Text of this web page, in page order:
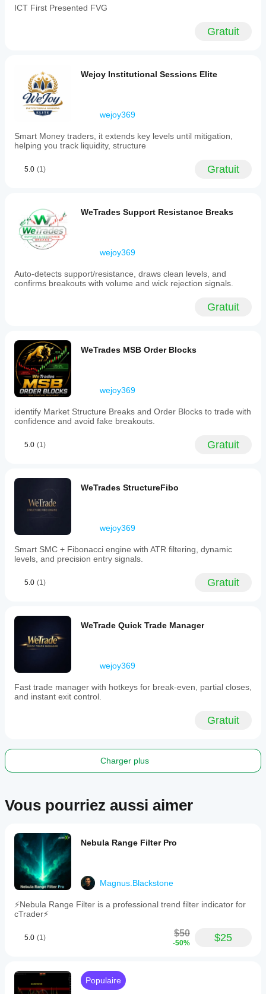
can
styles
(solid,
dotted,
dashed),
and
While
optimized
for
(Gold),
with
all
instruments
and
timeframes.
is
designed
points
by
monitoring
price
retracements
into
key
Fibonacci
zones.
Catégorie
Tendance
Exigences
en
données
Signaux
charge
Dépassement de niveau
ICT First Presented FVG
Gratuit
Wejoy Institutional Sessions Elite
wejoy369
Smart Money traders, it extends key levels until mitigation,
helping you track liquidity, structure
5.0 (1) Gratuit
WeTrades Support Resistance Breaks
wejoy369
Auto-detects support/resistance, draws clean levels, and
confirms breakouts with volume and wick rejection signals.
Gratuit
WeTrades MSB Order Blocks
wejoy369
identify Market Structure Breaks and Order Blocks to trade with
confidence and avoid fake breakouts.
5.0 (1) Gratuit
WeTrades StructureFibo
wejoy369
Smart SMC + Fibonacci engine with ATR filtering, dynamic
levels, and precision entry signals.
5.0 (1) Gratuit
WeTrade Quick Trade Manager
wejoy369
Fast trade manager with hotkeys for break-even, partial closes,
and instant exit control.
Gratuit
Charger plus
Vous pourriez aussi aimer
Nebula Range Filter Pro
Magnus.Blackstone
⚡Nebula Range Filter is a professional trend filter indicator for
cTrader⚡
5.0 (1) $50
-50% $25
Populaire